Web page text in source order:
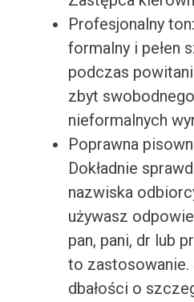
Profesjonalny
formalny i pełen
podczas
zbyt
nieformalnych
Poprawna
Dokładnie
nazwiska
używasz
pan, pani, dr lub
to
dbałości o